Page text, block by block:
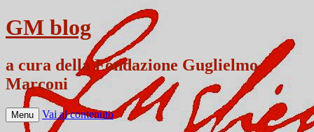
GM blog
a cura della Fondazione Guglielmo
Marconi
Menu Vai al contenuto